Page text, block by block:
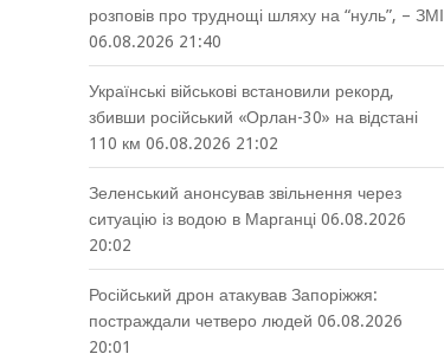
розповів про труднощі шляху на “нуль”, – ЗМІ
06.08.2026 21:40
Українські військові встановили рекорд,
збивши російський «Орлан-30» на відстані
110 км 06.08.2026 21:02
Зеленський анонсував звільнення через
ситуацію із водою в Марганці 06.08.2026
20:02
Російський дрон атакував Запоріжжя:
постраждали четверо людей 06.08.2026
20:01